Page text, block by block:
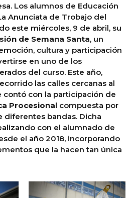
Los alumnos de Educación
Anunciata de Trobajo del
este miércoles, 9 de abril, su
de Semana Santa, un
cultura y participación
en uno de los
del curso. Este año,
las calles cercanas al
contó con la participación de
Procesional compuesta por
diferentes bandas. Dicha
con el alumnado de
el año 2018, incorporando
que la hacen tan única